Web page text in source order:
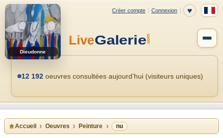
Dieudonne
12 192 oeuvres consultées aujourd’hui (visiteurs uniques)
Accueil Oeuvres Peinture nu